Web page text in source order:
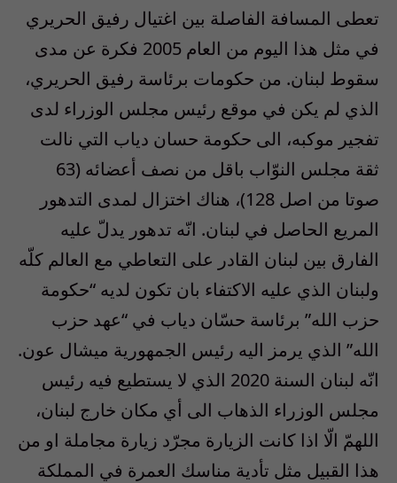
تعطى المسافة الفاصلة بين اغتيال رفيق الحريري
في مثل هذا اليوم من العام 2005 فكرة عن مدى
سقوط لبنان. من حكومات برئاسة رفيق الحريري،
الذي لم يكن في موقع رئيس مجلس الوزراء لدى
تفجير موكبه، الى حكومة حسان دياب التي نالت
ثقة مجلس النوّاب باقل من نصف أعضائه (63
صوتا من اصل 128)، هناك اختزال لمدى التدهور
المريع الحاصل في لبنان. انّه تدهور يدلّ عليه
الفارق بين لبنان القادر على التعاطي مع العالم كلّه
ولبنان الذي عليه الاكتفاء بان تكون لديه “حكومة
حزب الله” برئاسة حسّان دياب في “عهد حزب
الله” الذي يرمز اليه رئيس الجمهورية ميشال عون.
انّه لبنان السنة 2020 الذي لا يستطيع فيه رئيس
مجلس الوزراء الذهاب الى أي مكان خارج لبنان،
اللهمّ الّا اذا كانت الزيارة مجرّد زيارة مجاملة او من
هذا القبيل مثل تأدية مناسك العمرة في المملكة